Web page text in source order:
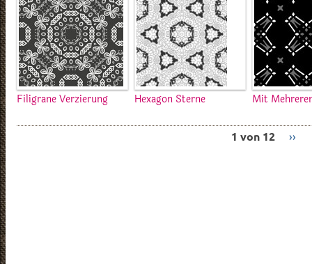
Filigrane Verzierung Hexagon Sterne Mit
1 von 12 ››